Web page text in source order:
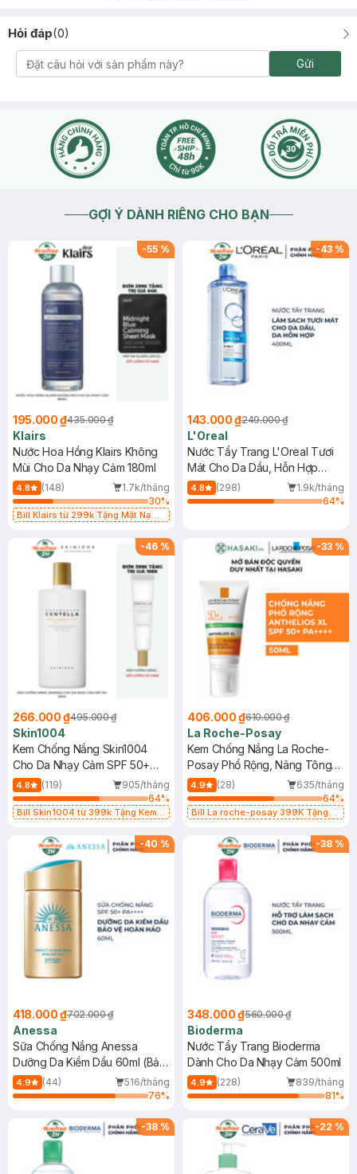
Hỏi đáp(0)
Gửi
GỢI Ý DÀNH RIÊNG CHO BẠN
-55 %
195.000 ₫435.000 ₫
Klairs
Nước Hoa Hồng Klairs Không
Mùi Cho Da Nhạy Cảm 180ml
4.8 (148)
1.7k/tháng
30%
Bill Klairs từ 299k Tặng Mặt Nạ
25ml (SL Có Hạn)
-43 %
143.000 ₫249.000 ₫
L'Oreal
Nước Tẩy Trang L'Oreal Tươi
Mát Cho Da Dầu, Hỗn Hợp
400ml
4.8 (298)
1.9k/tháng
64%
-46 %
266.000 ₫495.000 ₫
Skin1004
Kem Chống Nắng Skin1004
Cho Da Nhạy Cảm SPF 50+
50ml
4.8 (119)
905/tháng
64%
Bill Skin1004 từ 399k Tặng Kem
SPF 50+ 20ml (SL Có Hạn)
-33 %
406.000 ₫610.000 ₫
La Roche-Posay
Kem Chống Nắng La Roche-
Posay Phổ Rộng, Nâng Tông
Kiềm Dầu 50ml
4.9 (28)
635/tháng
64%
Bill La roche-posay 399K Tặng
(SL có hạn)
-40 %
418.000 ₫702.000 ₫
Anessa
Sữa Chống Nắng Anessa
Dưỡng Da Kiềm Dầu 60ml (Bản
Mới)
4.9 (44)
516/tháng
76%
-38 %
348.000 ₫560.000 ₫
Bioderma
Nước Tẩy Trang Bioderma
Dành Cho Da Nhạy Cảm 500ml
4.9 (228)
839/tháng
81%
-38 % -22 %